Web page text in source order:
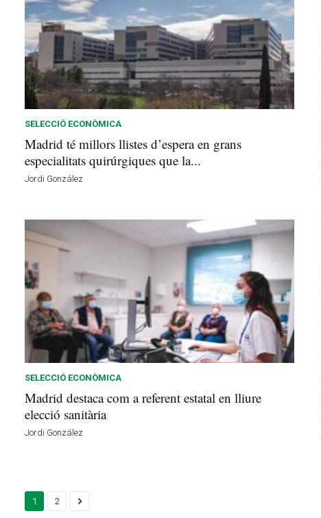
SELECCIÓ ECONÒMICA
Madrid té millors llistes d’espera en grans
especialitats quirúrgiques que la...
Jordi González
SELECCIÓ ECONÒMICA
Madrid destaca com a referent estatal en lliure
elecció sanitària
Jordi González
1 2